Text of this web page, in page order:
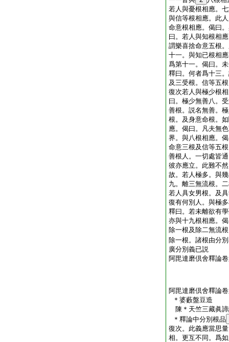
若人與憂根相應。
與信等根相應。此
命意根相應。偈曰
曰。若人與知根相
謂樂喜捨命意五根
十一。與知已根相
爲第十一。偈曰。
釋曰。何者爲十三
及三受根。信等五
復次若人與極少根
曰。極少無善八。
善根。説名無善。
根。及身意命根。
應。偈曰。凡夫無
界。與八根相應。
命意三根及信等五
善根人。一切處皆
彼亦應立。此難不
故。若人極多。與
九。離三無流根。
若人具女男根。及
復有何別人。與極
釋曰。若未離欲有
亦與十九根相應。
除一根及除二無流
除一根。諸根由分
廣分別義已説
阿毘達磨倶舍釋論
阿毘達磨倶舍釋論
＊婆藪盤豆造
陳＊天竺三藏眞
＊釋論中分別根品
復次。此義應當思
相。更互不同。爲